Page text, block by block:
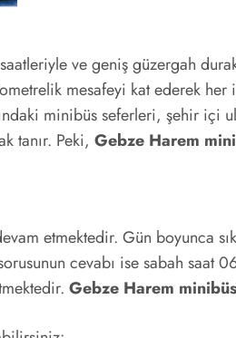
ve geniş güzergah
mesafeyi kat ederek
minibüs seferleri, şehir içi
tanır. Peki, Gebze Harem
etmektedir. Gün boyunca
cevabı ise sabah saat
Gebze Harem